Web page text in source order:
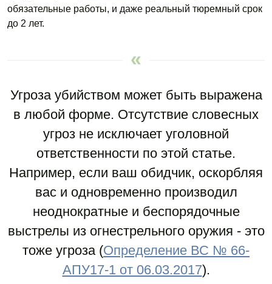
обязательные работы, и даже реальный тюремный срок
до 2 лет.
Угроза убийством может быть выражена
в любой форме. Отсутствие словесных
угроз не исключает уголовной
ответственности по этой статье.
Например, если ваш обидчик, оскорбляя
вас и одновременно производил
неоднократные и беспорядочные
выстрелы из огнестрельного оружия - это
тоже угроза (Определение ВС № 66-
АПУ17-1 от 06.03.2017).